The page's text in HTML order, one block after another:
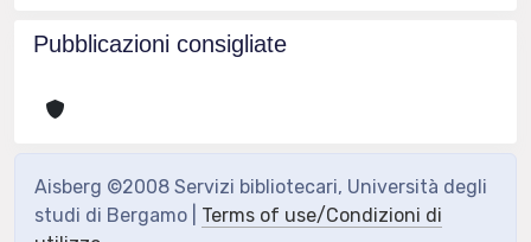
Pubblicazioni consigliate
Aisberg ©2008 Servizi bibliotecari, Università degli
studi di Bergamo | Terms of use/Condizioni di